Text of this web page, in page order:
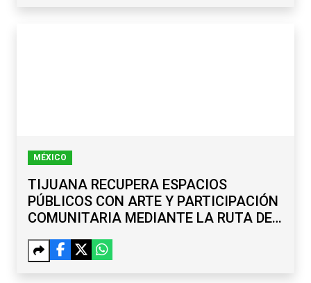
MÉXICO
TIJUANA RECUPERA ESPACIOS
PÚBLICOS CON ARTE Y PARTICIPACIÓN
COMUNITARIA MEDIANTE LA RUTA DE